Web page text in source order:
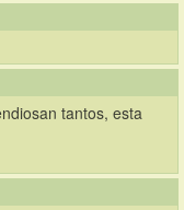
tantos, esta